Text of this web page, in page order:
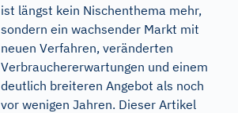
ist längst kein Nischenthema mehr,
sondern ein wachsender Markt mit
neuen Verfahren, veränderten
Verbrauchererwartungen und einem
deutlich breiteren Angebot als noch
vor wenigen Jahren. Dieser Artikel